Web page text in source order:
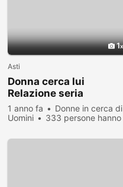
1
Asti
Donna cerca lui
Relazione seria
1 anno fa
Donne in cerca di
Uomini
333 persone hanno